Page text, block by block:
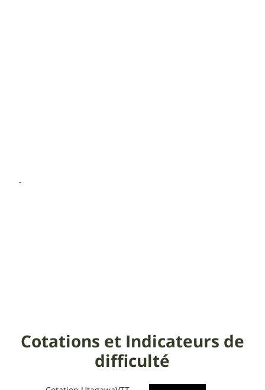
Cotations et Indicateurs de
difficulté